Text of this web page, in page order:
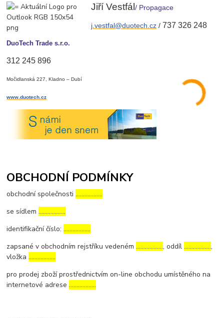
Jiří Vestfál/ Propagace
j.vestfal@duotech.cz / 737 326 248
DuoTech Trade s.r.o.
312 245 896
Močidlanská 227, Kladno – Dubí
www.duotech.cz
OBCHODNÍ PODMÍNKY
obchodní společnosti………………
se sídlem………………
identifikační číslo:………………
zapsané v obchodním rejstříku vedeném………………, oddíl………………,
vložka………………
pro prodej zboží prostřednictvím on-line obchodu umístěného na
internetové adrese………………